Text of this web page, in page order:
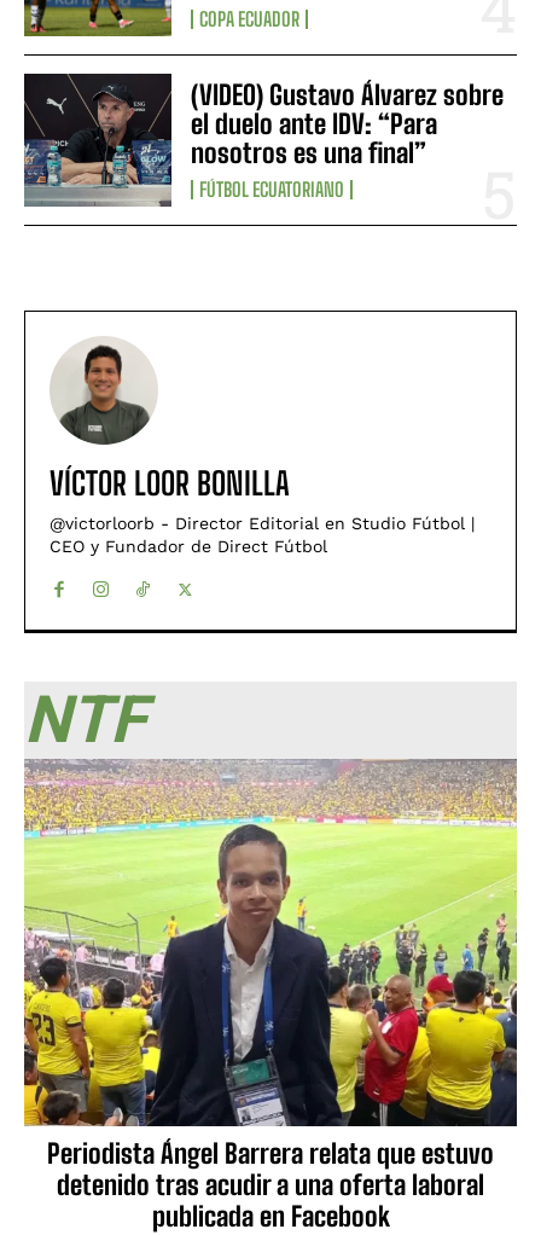
COPA ECUADOR
(VIDEO) Gustavo Álvarez sobre
el duelo ante IDV: “Para
nosotros es una final”
FÚTBOL ECUATORIANO
VÍCTOR LOOR BONILLA
@victorloorb - Director Editorial en Studio Fútbol |
CEO y Fundador de Direct Fútbol
NTF
Periodista Ángel Barrera relata que estuvo
detenido tras acudir a una oferta laboral
publicada en Facebook